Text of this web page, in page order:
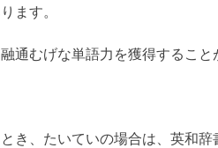
ます。
通むげな単語力を獲得すること
き、たいていの場合は、英和辞